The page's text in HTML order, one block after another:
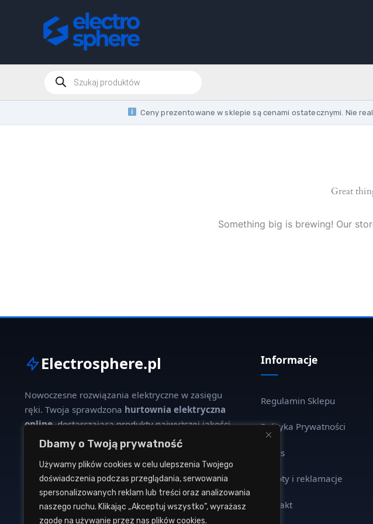
Dbamy o Twoją prywatność
Używamy plików cookies w celu ulepszenia Twojego
doświadczenia podczas przeglądania, serwowania
spersonalizowanych reklam lub treści oraz analizowania
naszego ruchu. Klikając „Akceptuj wszystko”, wyrażasz
zgodę na używanie przez nas plików cookies.
Products
search
Ceny prezentowane w sklepie są cenami ostatecznymi. Nie
Great
Something big is brewing! Our
Electrosphere.pl
Nowoczesne rozwiązania elektryczne w zasięgu
ręki. Twoja sprawdzona hurtownia elektryczna
online, dostarczająca produkty najwyższej jakości
dla profesjonalistów i klientów indywidualnych.
W naszej ofercie znajdziesz szeroki wybór kabli,
oświetlenia, aparatury modułowej oraz osprzętu
instalacyjnego od renomowanych producentów.
Informacje
Regulamin Sklepu
Polityka Prywatności
O nas
Zwroty i reklamacje
Kontakt